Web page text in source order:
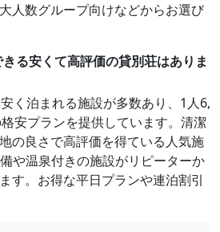
人数グループ向けなどからお選び
る安くて高評価の貸別荘はありま
く泊まれる施設が多数あり、1人6,
安プランを提供しています。清潔
の良さで高評価を得ている人気施
や温泉付きの施設がリピーターか
す。お得な平日プランや連泊割引